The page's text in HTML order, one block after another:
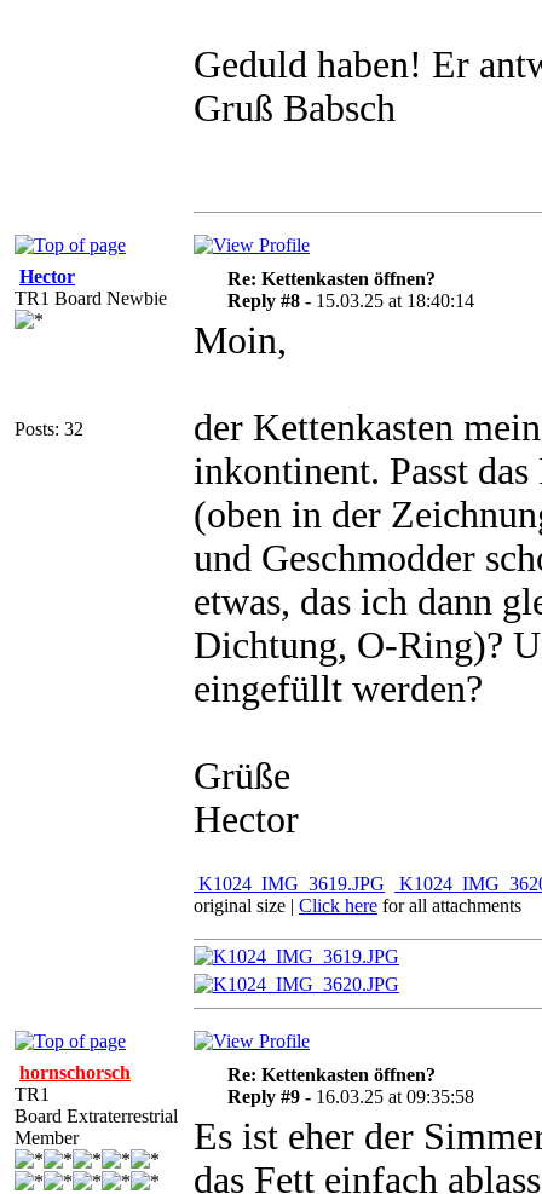
Geduld haben! Er
Gruß Babsch
Hector
TR1 Board Newbie
Posts: 32
Re: Kettenkasten öffnen?
Reply #8 - 15.03.25 at 18:40:14
Moin,
der Kettenkasten
inkontinent. Passt
(oben in der
und Geschmodder
etwas, das ich dann
Dichtung, O-Ring)?
eingefüllt werden?
Grüße
Hector
K1024_IMG_3619.JPG
original size | Click here for all attachments
hornschorsch
TR1
Board Extraterrestrial
Member
Re: Kettenkasten öffnen?
Reply #9 - 16.03.25 at 09:35:58
Es ist eher der
das Fett einfach